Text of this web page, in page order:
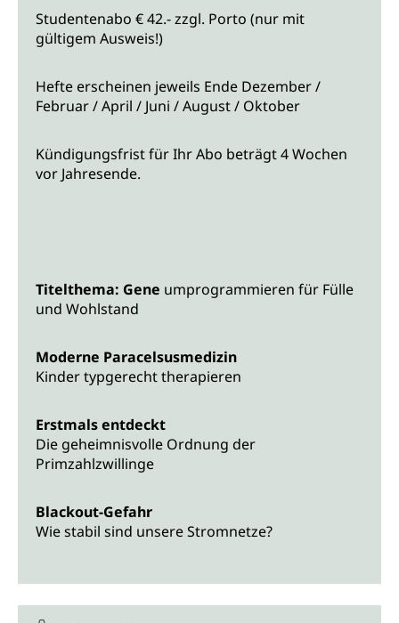
Studentenabo € 42.- zzgl. Porto (nur mit
gültigem Ausweis!)
Hefte erscheinen jeweils Ende Dezember /
Februar / April / Juni / August / Oktober
Kündigungsfrist für Ihr Abo beträgt 4 Wochen
vor Jahresende.
Titelthema: Gene umprogrammieren für Fülle
und Wohlstand
Moderne Paracelsusmedizin
Kinder typgerecht therapieren
Erstmals entdeckt
Die geheimnisvolle Ordnung der
Primzahlzwillinge
Blackout-Gefahr
Wie stabil sind unsere Stromnetze?